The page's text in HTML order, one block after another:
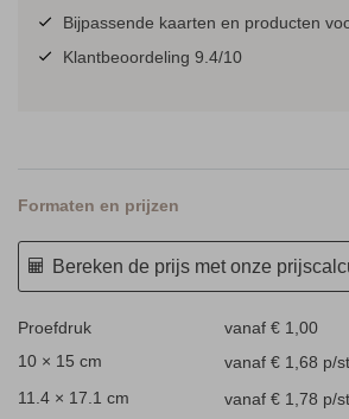
Bijpassende kaarten en producten
Klantbeoordeling 9.4/10
Formaten en prijzen
Bereken de prijs met onze
Proefdruk
vanaf € 1,00
10 × 15 cm
vanaf € 1,68 p/st
11.4 × 17.1 cm
vanaf € 1,78 p/st